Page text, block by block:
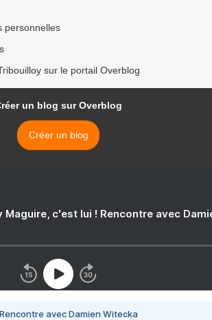
personnelles
sur le portail Overblog
un blog sur Overblog
Créer un blog
c'est lui ! Rencontre avec
avec Damien Witecka